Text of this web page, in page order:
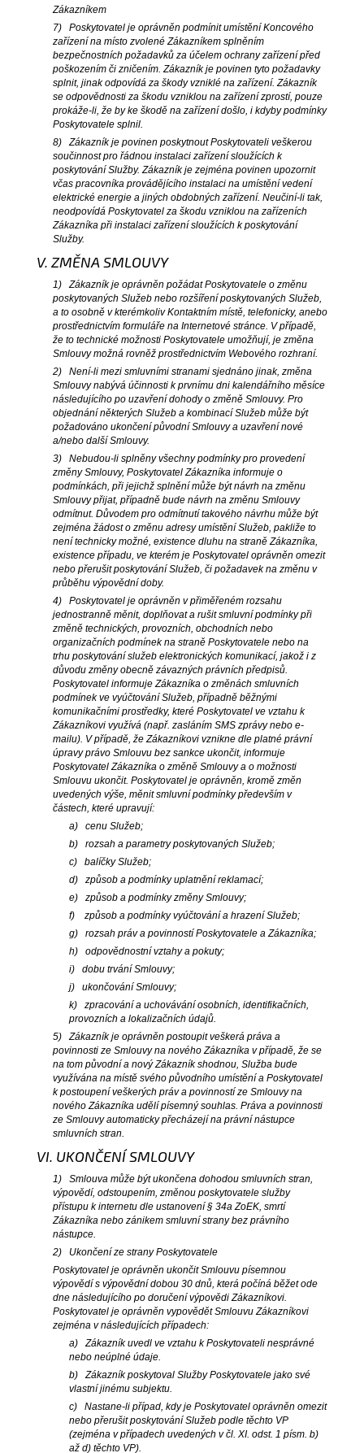
Zákazníkem
7) Poskytovatel je oprávněn podmínit umístění Koncového
zařízení na místo zvolené Zákazníkem splněním
bezpečnostních požadavků za účelem ochrany zařízení před
poškozením či zničením. Zákazník je povinen tyto požadavky
splnit, jinak odpovídá za škody vzniklé na zařízení. Zákazník
se odpovědnosti za škodu vzniklou na zařízení zprostí, pouze
prokáže-li, že by ke škodě na zařízení došlo, i kdyby podmínky
Poskytovatele splnil.
8) Zákazník je povinen poskytnout Poskytovateli veškerou
součinnost pro řádnou instalaci zařízení sloužících k
poskytování Služby. Zákazník je zejména povinen upozornit
včas pracovníka provádějícího instalaci na umístění vedení
elektrické energie a jiných obdobných zařízení. Neučiní-li tak,
neodpovídá Poskytovatel za škodu vzniklou na zařízeních
Zákazníka při instalaci zařízení sloužících k poskytování
Služby.
V. ZMĚNA SMLOUVY
1) Zákazník je oprávněn požádat Poskytovatele o změnu
poskytovaných Služeb nebo rozšíření poskytovaných Služeb,
a to osobně v kterémkoliv Kontaktním místě, telefonicky, anebo
prostřednictvím formuláře na Internetové stránce. V případě,
že to technické možnosti Poskytovatele umožňují, je změna
Smlouvy možná rovněž prostřednictvím Webového rozhraní.
2) Není-li mezi smluvními stranami sjednáno jinak, změna
Smlouvy nabývá účinnosti k prvnímu dni kalendářního měsíce
následujícího po uzavření dohody o změně Smlouvy. Pro
objednání některých Služeb a kombinací Služeb může být
požadováno ukončení původní Smlouvy a uzavření nové
a/nebo další Smlouvy.
3) Nebudou-li splněny všechny podmínky pro provedení
změny Smlouvy, Poskytovatel Zákazníka informuje o
podmínkách, při jejichž splnění může být návrh na změnu
Smlouvy přijat, případně bude návrh na změnu Smlouvy
odmítnut. Důvodem pro odmítnutí takového návrhu může být
zejména žádost o změnu adresy umístění Služeb, pakliže to
není technicky možné, existence dluhu na straně Zákazníka,
existence případu, ve kterém je Poskytovatel oprávněn omezit
nebo přerušit poskytování Služeb, či požadavek na změnu v
průběhu výpovědní doby.
4) Poskytovatel je oprávněn v přiměřeném rozsahu
jednostranně měnit, doplňovat a rušit smluvní podmínky při
změně technických, provozních, obchodních nebo
organizačních podmínek na straně Poskytovatele nebo na
trhu poskytování služeb elektronických komunikací, jakož i z
důvodu změny obecně závazných právních předpisů.
Poskytovatel informuje Zákazníka o změnách smluvních
podmínek ve vyúčtování Služeb, případně běžnými
komunikačními prostředky, které Poskytovatel ve vztahu k
Zákazníkovi využívá (např. zasláním SMS zprávy nebo e-
mailu). V případě, že Zákazníkovi vznikne dle platné právní
úpravy právo Smlouvu bez sankce ukončit, informuje
Poskytovatel Zákazníka o změně Smlouvy a o možnosti
Smlouvu ukončit. Poskytovatel je oprávněn, kromě změn
uvedených výše, měnit smluvní podmínky především v
částech, které upravují:
a) cenu Služeb;
b) rozsah a parametry poskytovaných Služeb;
c) balíčky Služeb;
d) způsob a podmínky uplatnění reklamací;
e) způsob a podmínky změny Smlouvy;
f) způsob a podmínky vyúčtování a hrazení Služeb;
g) rozsah práv a povinností Poskytovatele a Zákazníka;
h) odpovědnostní vztahy a pokuty;
i) dobu trvání Smlouvy;
j) ukončování Smlouvy;
k) zpracování a uchovávání osobních, identifikačních,
provozních a lokalizačních údajů.
5) Zákazník je oprávněn postoupit veškerá práva a
povinnosti ze Smlouvy na nového Zákazníka v případě, že se
na tom původní a nový Zákazník shodnou, Služba bude
využívána na místě svého původního umístění a Poskytovatel
k postoupení veškerých práv a povinností ze Smlouvy na
nového Zákazníka udělí písemný souhlas. Práva a povinnosti
ze Smlouvy automaticky přecházejí na právní nástupce
smluvních stran.
VI. UKONČENÍ SMLOUVY
1) Smlouva může být ukončena dohodou smluvních stran,
výpovědí, odstoupením, změnou poskytovatele služby
přístupu k internetu dle ustanovení § 34a ZoEK, smrtí
Zákazníka nebo zánikem smluvní strany bez právního
nástupce.
2) Ukončení ze strany Poskytovatele
Poskytovatel je oprávněn ukončit Smlouvu písemnou
výpovědí s výpovědní dobou 30 dnů, která počíná běžet ode
dne následujícího po doručení výpovědi Zákazníkovi.
Poskytovatel je oprávněn vypovědět Smlouvu Zákazníkovi
zejména v následujících případech:
a) Zákazník uvedl ve vztahu k Poskytovateli nesprávné
nebo neúplné údaje.
b) Zákazník poskytoval Služby Poskytovatele jako své
vlastní jinému subjektu.
c) Nastane-li případ, kdy je Poskytovatel oprávněn omezit
nebo přerušit poskytování Služeb podle těchto VP
(zejména v případech uvedených v čl. XI. odst. 1 písm. b)
až d) těchto VP).